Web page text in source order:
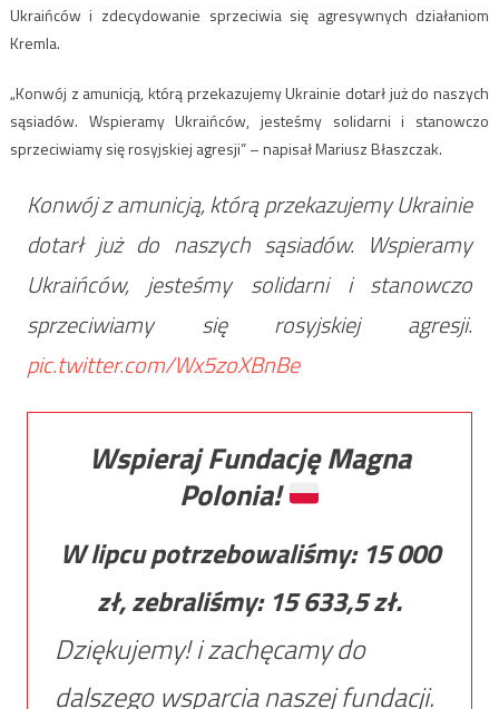
Ukraińców i zdecydowanie sprzeciwia się agresywnych działaniom
Kremla.
„Konwój z amunicją, którą przekazujemy Ukrainie dotarł już do naszych
sąsiadów. Wspieramy Ukraińców, jesteśmy solidarni i stanowczo
sprzeciwiamy się rosyjskiej agresji” – napisał Mariusz Błaszczak.
Konwój z amunicją, którą przekazujemy Ukrainie
dotarł już do naszych sąsiadów. Wspieramy
Ukraińców, jesteśmy solidarni i stanowczo
sprzeciwiamy się rosyjskiej agresji.
pic.twitter.com/Wx5zoXBnBe
Wspieraj Fundację Magna
Polonia!
W lipcu potrzebowaliśmy: 15 000
zł, zebraliśmy: 15 633,5zł.
Dziękujemy! i zachęcamy do
dalszego wsparcia naszej fundacji.